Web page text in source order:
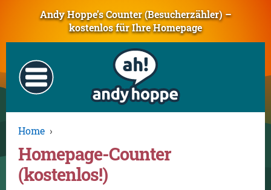
Andy Hoppe’s Counter (Besucherzähler) –
kostenlos für Ihre Homepage
Home ›
Homepage-Counter
(kostenlos!)